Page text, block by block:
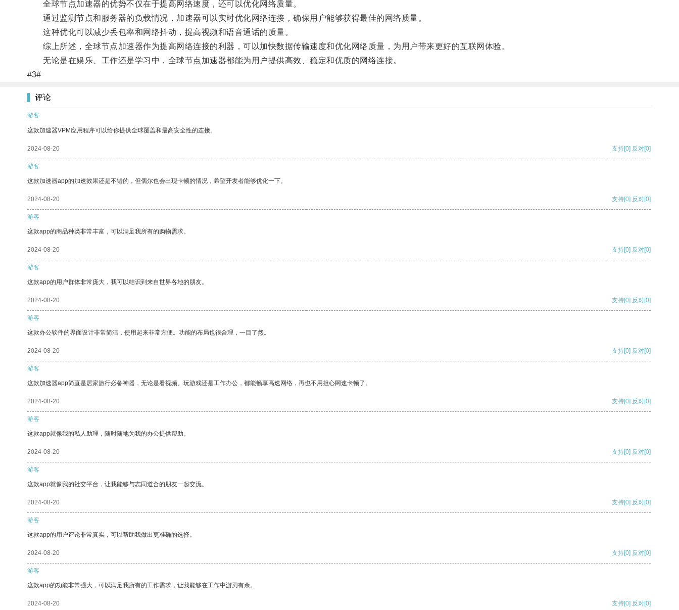
全球节点加速器的优势不仅在于提高网络速度，还可以优化网络质量。
通过监测节点和服务器的负载情况，加速器可以实时优化网络连接，确保用户能够获得最佳的网络质量。
这种优化可以减少丢包率和网络抖动，提高视频和语音通话的质量。
综上所述，全球节点加速器作为提高网络连接的利器，可以加快数据传输速度和优化网络质量，为用户带来更好的互联网体验。
无论是在娱乐、工作还是学习中，全球节点加速器都能为用户提供高效、稳定和优质的网络连接。
#3#
评论
游客
这款加速器VPM应用程序可以给你提供全球覆盖和最高安全性的连接。
2024-08-20 支持[0] 反对[0]
游客
这款加速器app的加速效果还是不错的，但偶尔也会出现卡顿的情况，希望开发者能够优化一下。
2024-08-20 支持[0] 反对[0]
游客
这款app的商品种类非常丰富，可以满足我所有的购物需求。
2024-08-20 支持[0] 反对[0]
游客
这款app的用户群体非常庞大，我可以结识到来自世界各地的朋友。
2024-08-20 支持[0] 反对[0]
游客
这款办公软件的界面设计非常简洁，使用起来非常方便。功能的布局也很合理，一目了然。
2024-08-20 支持[0] 反对[0]
游客
这款加速器app简直是居家旅行必备神器，无论是看视频、玩游戏还是工作办公，都能畅享高速网络，再也不用担心网速卡顿了。
2024-08-20 支持[0] 反对[0]
游客
这款app就像我的私人助理，随时随地为我的办公提供帮助。
2024-08-20 支持[0] 反对[0]
游客
这款app就像我的社交平台，让我能够与志同道合的朋友一起交流。
2024-08-20 支持[0] 反对[0]
游客
这款app的用户评论非常真实，可以帮助我做出更准确的选择。
2024-08-20 支持[0] 反对[0]
游客
这款app的功能非常强大，可以满足我所有的工作需求，让我能够在工作中游刃有余。
2024-08-20 支持[0] 反对[0]